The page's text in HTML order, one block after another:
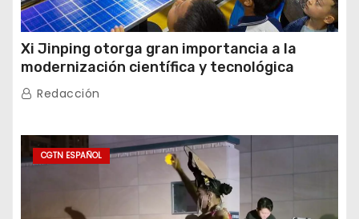
Xi Jinping otorga gran importancia a la
modernización científica y tecnológica
Redacción
CGTN ESPAÑOL